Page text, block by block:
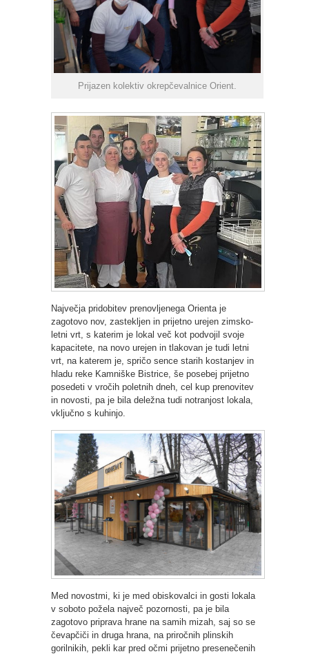
Prijazen kolektiv okrepčevalnice Orient.
Največja pridobitev prenovljenega Orienta je
zagotovo nov, zastekljen in prijetno urejen zimsko-
letni vrt, s katerim je lokal več kot podvojil svoje
kapacitete, na novo urejen in tlakovan je tudi letni
vrt, na katerem je, spričo sence starih kostanjev in
hladu reke Kamniške Bistrice, še posebej prijetno
posedeti v vročih poletnih dneh, cel kup prenovitev
in novosti, pa je bila deležna tudi notranjost lokala,
vključno s kuhinjo.
Med novostmi, ki je med obiskovalci in gosti lokala
v soboto požela največ pozornosti, pa je bila
zagotovo priprava hrane na samih mizah, saj so se
čevapčiči in druga hrana, na priročnih plinskih
gorilnikih, pekli kar pred očmi prijetno presenečenih